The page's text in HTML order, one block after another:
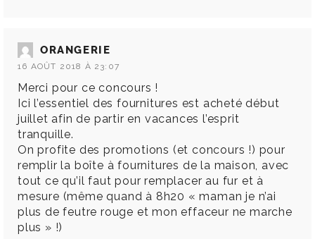
ORANGERIE
16 AOÛT 2018 À 23:07
Merci pour ce concours !
Ici l’essentiel des fournitures est acheté début
juillet afin de partir en vacances l’esprit
tranquille.
On profite des promotions (et concours !) pour
remplir la boîte à fournitures de la maison, avec
tout ce qu’il faut pour remplacer au fur et à
mesure (même quand à 8h20 « maman je n’ai
plus de feutre rouge et mon effaceur ne marche
plus » !)